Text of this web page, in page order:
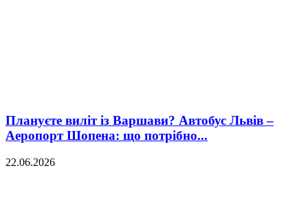
Плануєте виліт із Варшави? Автобус Львів –
Аеропорт Шопена: що потрібно...
22.06.2026